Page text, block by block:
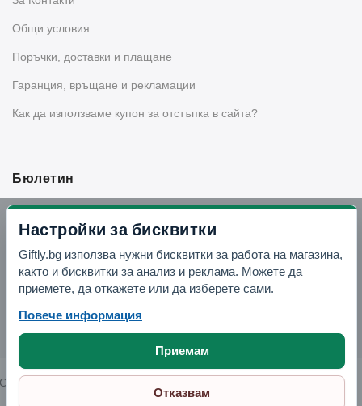
Общи условия
Поръчки, доставки и плащане
Гаранция, връщане и рекламации
Как да използваме купон за отстъпка в сайта?
Бюлетин
Вземи -10% отстъпка в Telegram
Отвори Telegram
Copyright © 2026 GIFTLY.BG. All rights reserved.
Настройки за бисквитки
Giftly.bg използва нужни бисквитки за работа на магазина,
както и бисквитки за анализ и реклама. Можете да
приемете, да откажете или да изберете сами.
Повече информация
Приемам
Отказвам